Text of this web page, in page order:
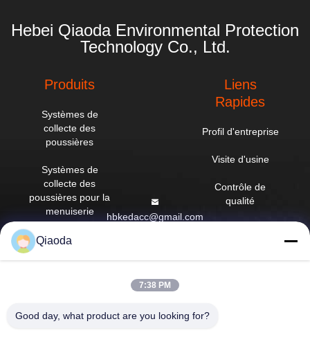
Hebei Qiaoda Environmental Protection
Technology Co., Ltd.
Produits
Systèmes de
collecte des
poussières
Systèmes de
collecte des
poussières pour la
menuiserie
Tableau des
vapeur de
hbkedacc@gmail.com
8188867
N° 89 Sud,
Huangguantun, ville
Liens
Rapides
Profil d'entreprise
Visite d'usine
Contrôle de
qualité
protection de la
Qiaoda
7:38 PM
Good day, what product are you looking for?